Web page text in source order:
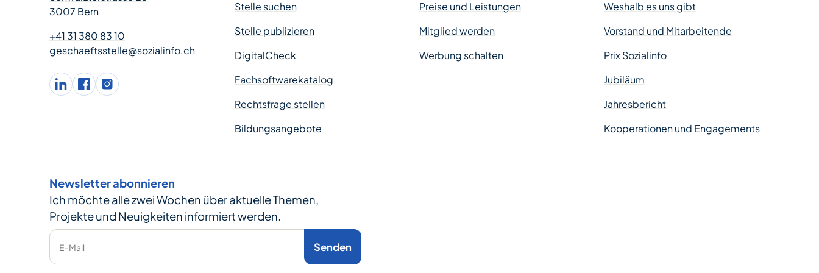
3007 Bern
+41 31 380 83 10
geschaeftsstelle@sozialinfo.ch
LinkedInfacebookInstagram
Stelle suchen
Stelle publizieren
DigitalCheck
Fachsoftwarekatalog
Rechtsfrage stellen
Bildungsangebote
Preise und Leistungen
Mitglied werden
Werbung schalten
Weshalb es uns gibt
Vorstand und Mitarbeitende
Prix Sozialinfo
Jubiläum
Jahresbericht
Kooperationen und Engagements
Newsletter abonnieren
Ich möchte alle zwei Wochen über aktuelle Themen,
Projekte und Neuigkeiten informiert werden.
E-Mail Senden